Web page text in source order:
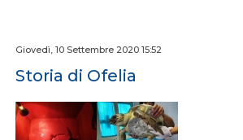
Giovedì, 10 Settembre 2020 15:52
Storia di Ofelia